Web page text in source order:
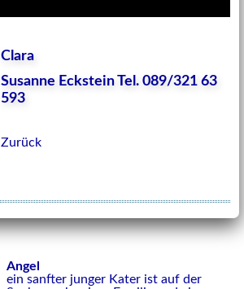
Clara
Susanne Eckstein Tel. 089/321 63
593
Zurück
Angel
ein sanfter junger Kater ist auf der